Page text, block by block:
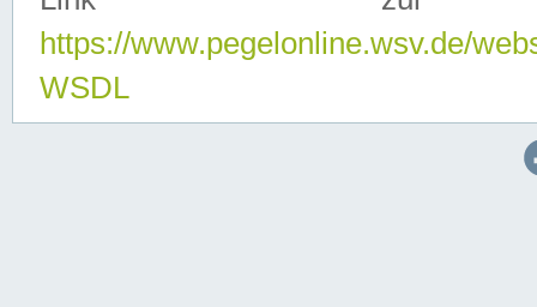
https://www.pegelonline.wsv.de/
WSDL